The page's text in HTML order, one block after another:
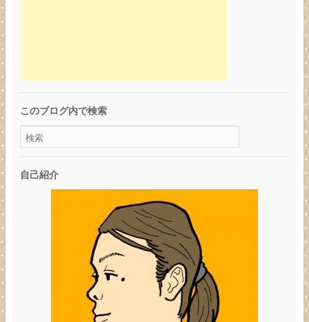
このブログ内で検索
自己紹介